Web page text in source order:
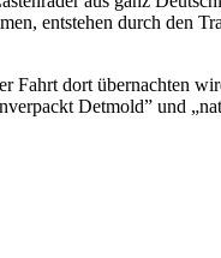
entstehen durch den
dort übernachten
Detmold” und